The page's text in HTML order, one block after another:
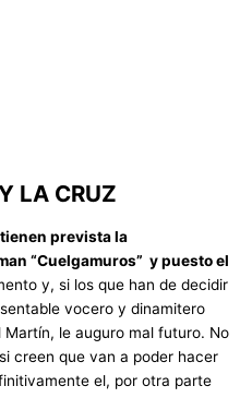
LA CRUZ
prevista la
“Cuelgamuros” y puesto el
y, si los que han de decidir
vocero y dinamitero
le auguro mal futuro. No
creen que van a poder hacer
el, por otra parte